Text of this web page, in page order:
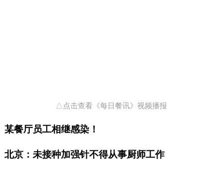
△点击查看《每日餐讯》视频播报
某餐厅员工相继感染！
北京：未接种加强针不得从事厨师工作